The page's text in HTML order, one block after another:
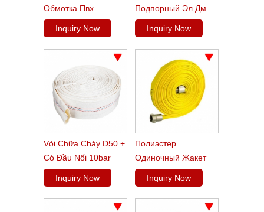
Обмотка Пвх
Пожарный Шланг
Inquiry Now
Подпорный Эл.дм
Пожарный Шланг
Inquiry Now
Vòi Chữa Cháy D50 +
Có Đầu Nối 10bar
Inquiry Now
Полиэстер
Одиночный Жакет
Tpu Лесной Шланг
Шланга
Inquiry Now